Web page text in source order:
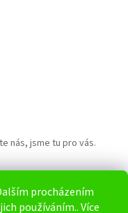
procházením
používáním.. Více
nás, jsme tu pro vás.